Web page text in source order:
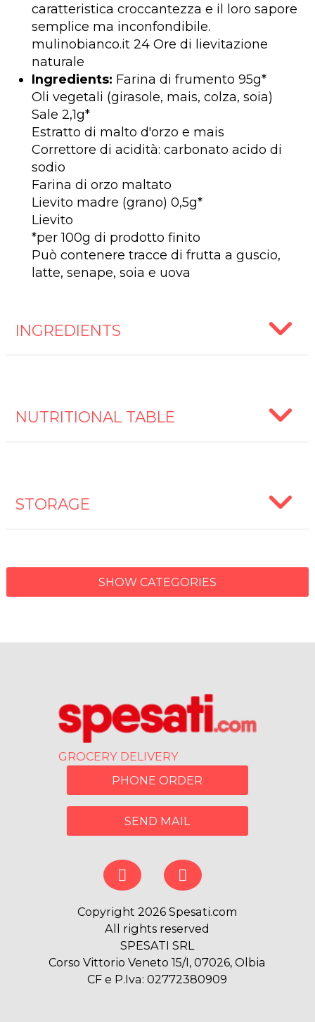
caratteristica croccantezza e il loro sapore
semplice ma inconfondibile.
mulinobianco.it 24 Ore di lievitazione
naturale
Ingredients: Farina di frumento 95g*
Oli vegetali (girasole, mais, colza, soia)
Sale 2,1g*
Estratto di malto d'orzo e mais
Correttore di acidità: carbonato acido di
sodio
Farina di orzo maltato
Lievito madre (grano) 0,5g*
Lievito
*per 100g di prodotto finito
Può contenere tracce di frutta a guscio,
latte, senape, soia e uova
INGREDIENTS
NUTRITIONAL TABLE
STORAGE
SHOW CATEGORIES
GROCERY DELIVERY
PHONE ORDER
SEND MAIL
Copyright 2026 Spesati.com
All rights reserved
SPESATI SRL
Corso Vittorio Veneto 15/I, 07026, Olbia
CF e P.Iva: 02772380909